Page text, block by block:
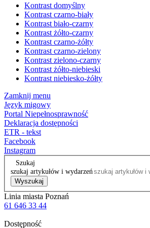
Kontrast domyślny
Kontrast czarno-biały
Kontrast biało-czarny
Kontrast żółto-czarny
Kontrast czarno-żółty
Kontrast czarno-zielony
Kontrast zielono-czarny
Kontrast żółto-niebieski
Kontrast niebiesko-żółty
Zamknij menu
Język migowy
Portal Niepełnosprawność
Deklaracja dostępności
ETR - tekst
Facebook
Instagram
Szukaj
szukaj artykułów i wydarzeń
Wyszukaj
Linia miasta Poznań
61 646 33 44
Dostępność